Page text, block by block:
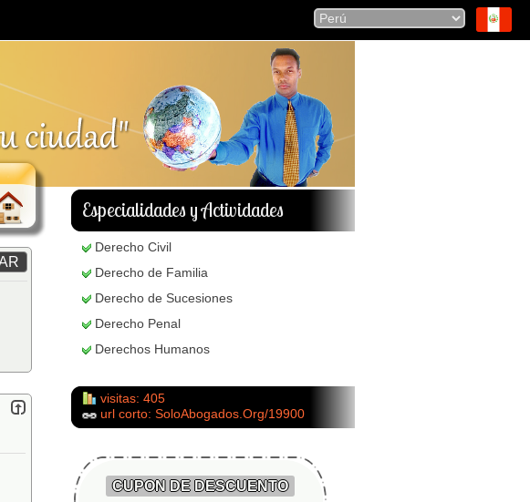
Especialidades y Actividades
Derecho Civil
Derecho de Familia
Derecho de Sucesiones
Derecho Penal
Derechos Humanos
visitas: 405
url corto: SoloAbogados.Org/19900
CUPON DE DESCUENTO